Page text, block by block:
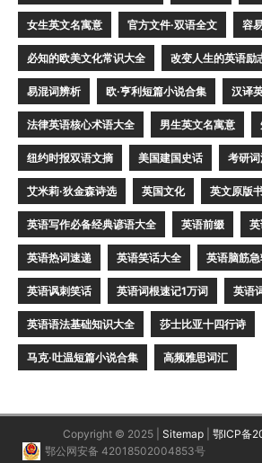
女生英文名寓意 官方文件·双语全文 容
必知的欧美文化常识大全 改变人生的英语
易混词辨析 欧·亨利短篇小说合集 汉译
法律英语核心术语大全 男生英文名寓意
纽约时报双语文摘 美国建国史话 考研
艾米莉·狄金森诗选 英国文化 英文原版
英语写作必备经典谚语大全 英语前缀
英语热词速递 英语笑话大全 英语脑筋
英语讽刺笑话 英语词根速记1万词 英语
英语语法基础知识大全 莎士比亚十四行诗
马克·吐温短篇小说合集 高频雅思词汇
Copyright © 2025 | Sitemap
鄂ICP备
鄂公网安备 42018502004853号